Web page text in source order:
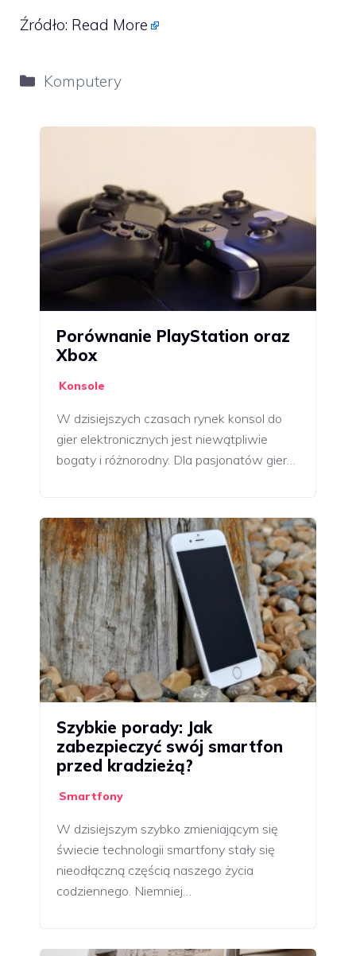
Źródło: Read More
Kategorie
Komputery
Porównanie PlayStation oraz
Xbox
Konsole
W dzisiejszych czasach rynek konsol do
gier elektronicznych jest niewątpliwie
bogaty i różnorodny. Dla pasjonatów gier…
Szybkie porady: Jak
zabezpieczyć swój smartfon
przed kradzieżą?
Smartfony
W dzisiejszym szybko zmieniającym się
świecie technologii smartfony stały się
nieodłączną częścią naszego życia
codziennego. Niemniej…